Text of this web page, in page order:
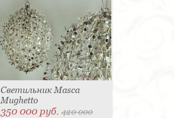
Светильник Masca
Mughetto
350 000 руб.420 000